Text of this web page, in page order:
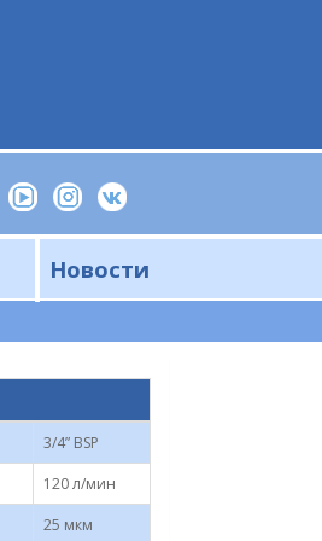
Новости
3/4” BSP
120 л/мин
25 мкм